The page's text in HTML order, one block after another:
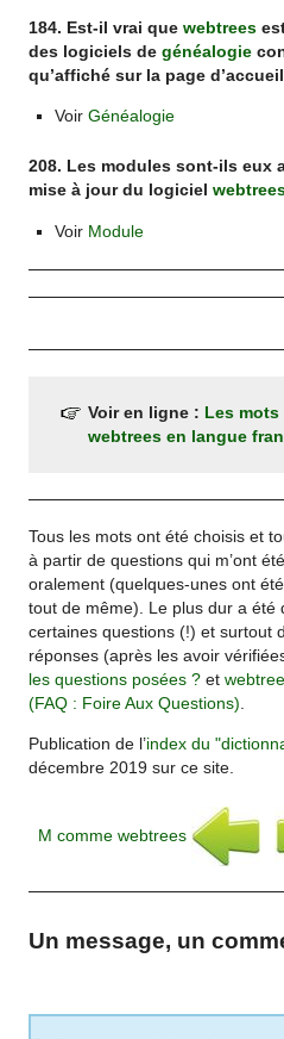
184. Est-il vrai quewebtrees
des logiciels degénéalogie
qu’affiché sur la page
Voir Généalogie
208. Les modules sont-ils eux
mise à jour du logiciel
Voir Module
Voir en ligne : Les
webtrees en langue
Tous les mots ont été choisis et
à partir de questions qui m’ont
oralement (quelques-unes ont
tout de même). Le plus dur a été
certaines questions (!) et surtout
réponses (après les avoir
les questions posées ? et
(FAQ : Foire Aux Questions).
Publication de l’index du
décembre 2019 sur ce site.
M comme webtrees
Un message, un